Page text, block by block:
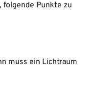
folgende Punkte zu
muss ein Lichtraum